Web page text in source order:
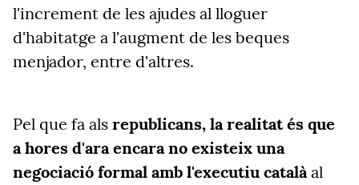
l'increment de les ajudes al lloguer
d'habitatge a l'augment de les beques
menjador, entre d'altres.
Pel que fa als republicans, la realitat és que
a hores d'ara encara no existeix una
negociació formal amb l'executiu catalàal